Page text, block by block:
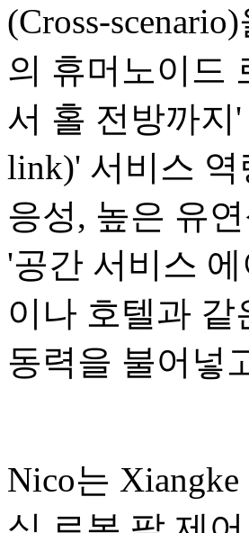
(Cross-
의 휴머노이드
서 홀 전방까지
link)' 서비스
응성, 높은 유
'공간 서비스
이나 호텔과
동력을 불어넣
Nico는